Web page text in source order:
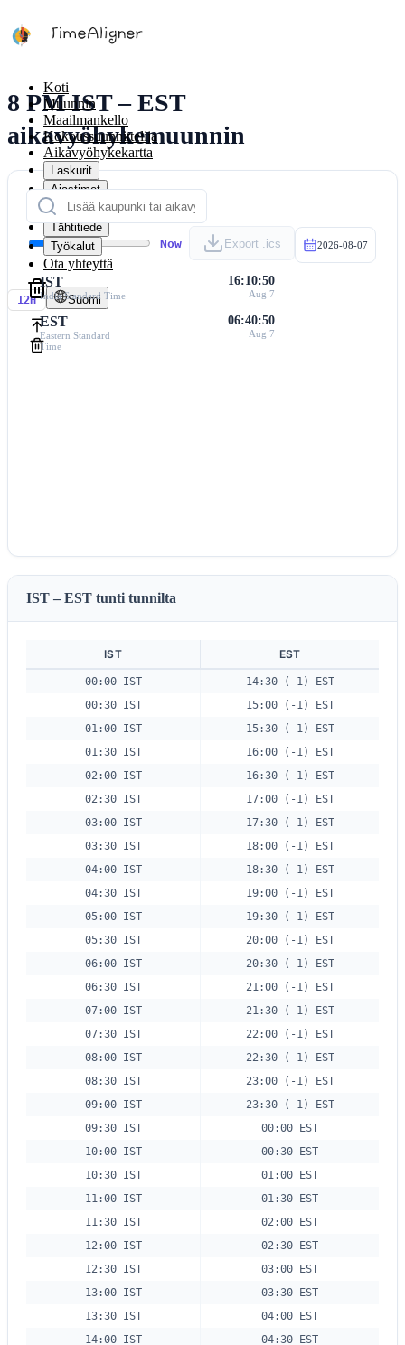
Koti
Muunnin
Maailmankello
Kokoussuunnittelija
Aikavyöhykekartta
Laskurit
Ajastimet
Kalenteri
Tähtitiede
Työkalut
Ota yhteyttä
12H Suomi
8 PM IST – EST
aikavyöhykemuunnin
Now Export .ics 2026-08-07
IST
India Standard Time
16:10:50
Aug 7
EST
Eastern Standard
Time
06:40:50
Aug 7
IST – EST tunti tunnilta
IST EST
00:00 IST
14:30 (-1) EST
00:30 IST
15:00 (-1) EST
01:00 IST
15:30 (-1) EST
01:30 IST
16:00 (-1) EST
02:00 IST
16:30 (-1) EST
02:30 IST
17:00 (-1) EST
03:00 IST
17:30 (-1) EST
03:30 IST
18:00 (-1) EST
04:00 IST
18:30 (-1) EST
04:30 IST
19:00 (-1) EST
05:00 IST
19:30 (-1) EST
05:30 IST
20:00 (-1) EST
06:00 IST
20:30 (-1) EST
06:30 IST
21:00 (-1) EST
07:00 IST
21:30 (-1) EST
07:30 IST
22:00 (-1) EST
08:00 IST
22:30 (-1) EST
08:30 IST
23:00 (-1) EST
09:00 IST
23:30 (-1) EST
09:30 IST
00:00 EST
10:00 IST
00:30 EST
10:30 IST
01:00 EST
11:00 IST
01:30 EST
11:30 IST
02:00 EST
12:00 IST
02:30 EST
12:30 IST
03:00 EST
13:00 IST
03:30 EST
13:30 IST
04:00 EST
14:00 IST
04:30 EST